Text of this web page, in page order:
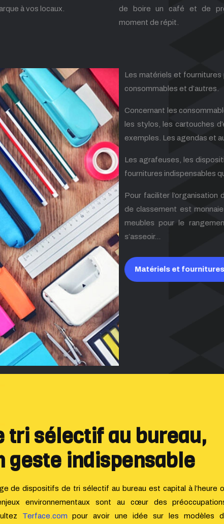
à vos locaux.
de boire un café et de
moment de répit.
Les matériels et fournitures
consommables et d’autres.
Concernant les
les stylos, les cartouches
exemples. Les agendas et
Les agrafeuses, les
fournitures indispensables
Pour faciliter l’organisation
de classement est monnaie
meubles pour le
s’asseoir…
Matériels et fournitures
tri sélectif au bureau,
geste indispensable
de dispositifs de tri sélectif au bureau est capital à l’heure
environnementaux sont au cœur des
Terface.com pour avoir une idée sur les modèles